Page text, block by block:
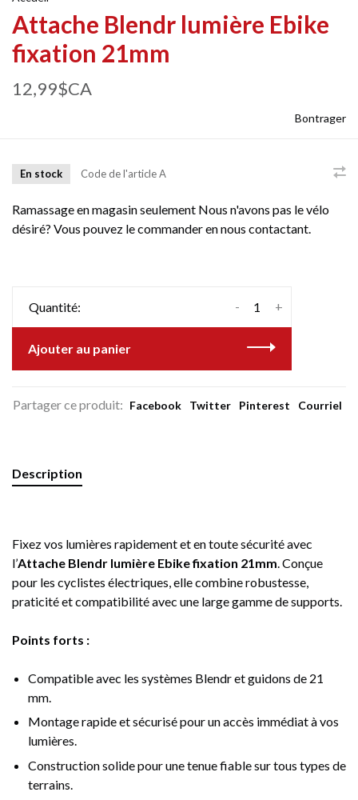
Attache Blendr lumière Ebike
fixation 21mm
12,99$CA
Bontrager
En stock Code de l'articleA
Ramassage en magasin seulement Nous n'avons pas le vélo
désiré? Vous pouvez le commander en nous contactant.
Quantité: +
-
Ajouter au panier
Partager ce produit: Facebook Twitter Pinterest Courriel
Description
Fixez vos lumières rapidement et en toute sécurité avec
l’Attache Blendr lumière Ebike fixation 21mm. Conçue
pour les cyclistes électriques, elle combine robustesse,
praticité et compatibilité avec une large gamme de supports.
Points forts :
Compatible avec les systèmes Blendr et guidons de 21
mm.
Montage rapide et sécurisé pour un accès immédiat à vos
lumières.
Construction solide pour une tenue fiable sur tous types de
terrains.